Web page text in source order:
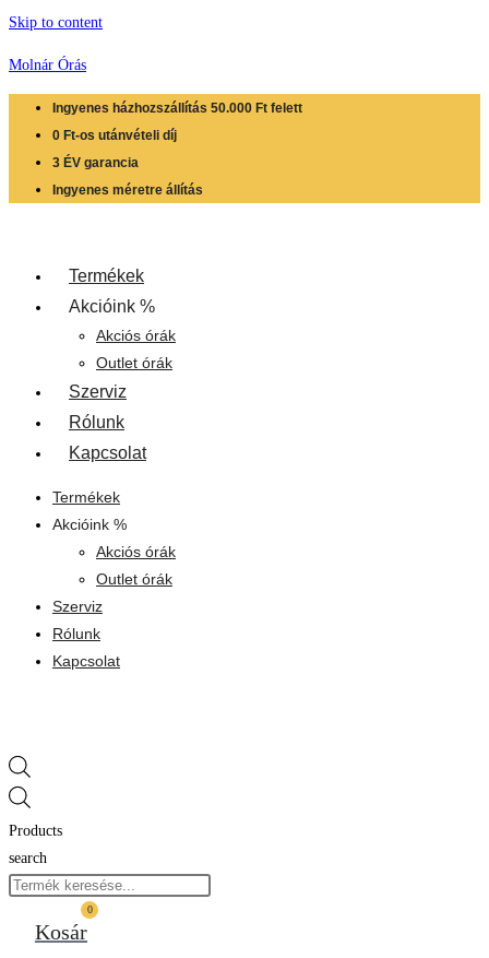
Skip to content
Molnár Órás
Ingyenes házhozszállítás 50.000 Ft felett
0 Ft-os utánvételi díj
3 ÉV garancia
Ingyenes méretre állítás
Termékek
Akcióink %
Akciós órák
Outlet órák
Szerviz
Rólunk
Kapcsolat
Termékek
Akcióink %
Akciós órák
Outlet órák
Szerviz
Rólunk
Kapcsolat
Products
search
0
Kosár